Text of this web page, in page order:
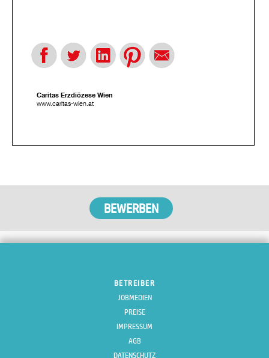
Caritas Erzdiözese Wien
www.caritas-wien.at
BETREIBER
JOBMEDIEN
PREISE
IMPRESSUM
AGB
DATENSCHUTZ